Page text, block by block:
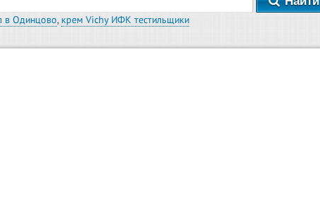
в Одинцово, крем Vichy ИФК тестильщики